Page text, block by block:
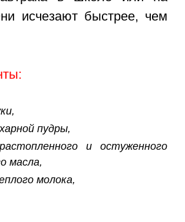
исчезают быстрее, чем
пудры,
и остуженного
масла,
молока,